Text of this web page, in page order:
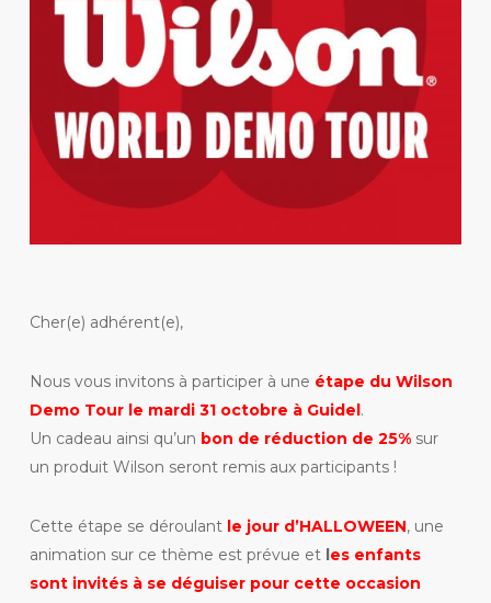
Cher(e) adhérent(e),
Nous vous invitons à participer à une étape du Wilson
Demo Tour le mardi 31 octobre à Guidel.
Un cadeau ainsi qu’un bon de réduction de 25%sur
un produit Wilson seront remis aux participants !
Cette étape se déroulant le jour d’HALLOWEEN, une
animation sur ce thème est prévue et les enfants
sont invités à se déguiser pour cette occasion